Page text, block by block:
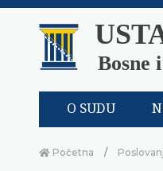
Bosne
O SUDU
Početna